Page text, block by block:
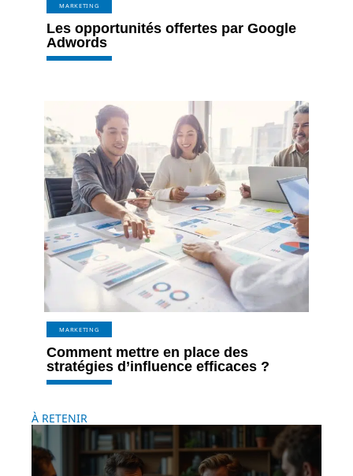
MARKETING
Les opportunités offertes par Google
Adwords
MARKETING
Comment mettre en place des
stratégies d’influence efficaces ?
À RETENIR